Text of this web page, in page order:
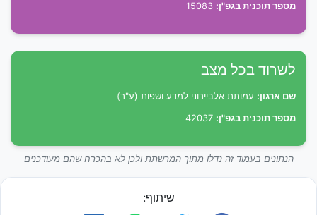
מספר תוכנית בגפ"ן:
לשרוד בכל מצב
שם ארגון: עמותת אלביירוני למדע ושפות (ע"ר)
מספר תוכנית בגפ"ן:
הנתונים בעמוד זה נדלו מתוך המרשתת ולכן לא בהכרח שהם מעודכנים
שיתוף: